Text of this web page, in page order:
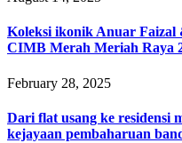
Koleksi ikonik Anuar Faizal
CIMB Merah Meriah Raya
February 28, 2025
Dari flat usang ke residensi
kejayaan pembaharuan